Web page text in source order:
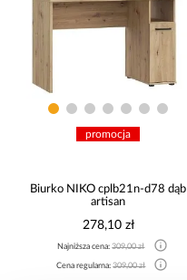
promocja
Biurko NIKO cplb21n-d78 dąb
artisan
278,10 zł
Najniższa cena:309,00 zł
Cena regularna:309,00 zł